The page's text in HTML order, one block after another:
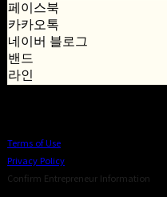
페이스북
카카오톡
네이버 블로그
밴드
라인
Terms of Use
Privacy Policy
Confirm Entrepreneur Information